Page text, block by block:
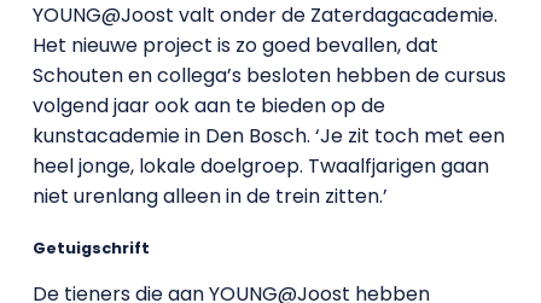
YOUNG@Joost valt onder de Zaterdagacademie.
Het nieuwe project is zo goed bevallen, dat
Schouten en collega’s besloten hebben de cursus
volgend jaar ook aan te bieden op de
kunstacademie in Den Bosch. ‘Je zit toch met een
heel jonge, lokale doelgroep. Twaalfjarigen gaan
niet urenlang alleen in de trein zitten.’
Getuigschrift
De tieners die aan YOUNG@Joost hebben